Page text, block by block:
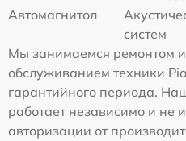
Автомагнитол
систем
Мы занимаемся ремонтом
обслуживанием техники
гарантийного периода.
работает независимо и не
авторизации от